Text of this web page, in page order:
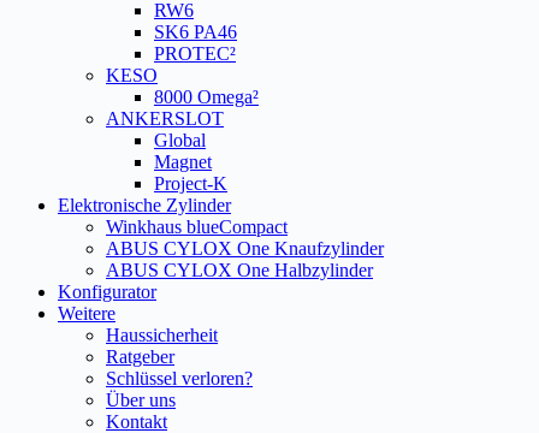
RW6
SK6 PA46
PROTEC²
KESO
8000 Omega²
ANKERSLOT
Global
Magnet
Project-K
Elektronische Zylinder
Winkhaus blueCompact
ABUS CYLOX One Knaufzylinder
ABUS CYLOX One Halbzylinder
Konfigurator
Weitere
Haussicherheit
Ratgeber
Schlüssel verloren?
Über uns
Kontakt